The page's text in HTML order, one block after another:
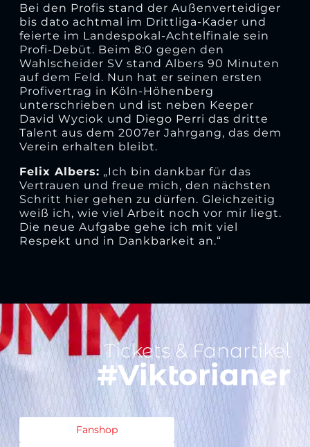
Bei den Profis stand der Außenverteidiger
bis dato achtmal im Drittliga-Kader und
feierte im Landespokal-Achtelfinale sein
Profi-Debüt. Beim 8:0 gegen den
Wahlscheider SV stand Albers 90 Minuten
auf dem Feld. Nun hat er seinen ersten
Profivertrag in Köln-Höhenberg
unterschrieben und ist neben Keeper
David Wyciok und Diego Perri das dritte
Talent aus dem 2007er Jahrgang, das dem
Verein erhalten bleibt.
Felix Albers: „Ich bin dankbar für das
Vertrauen und freue mich, den nächsten
Schritt hier gehen zu dürfen. Gleichzeitig
weiß ich, wie viel Arbeit noch vor mir liegt.
Die neue Aufgabe gehe ich mit viel
Respekt und in Dankbarkeit an.“
Tickets & Fanartikel
#Viktorianer
Fanshop